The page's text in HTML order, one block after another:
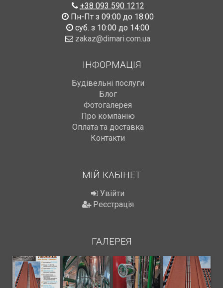
+38 093 590 1212
Пн-Пт з 09:00 до 18:00
суб. з 10:00 до 14:00
zakaz@dimari.com.ua
ІНФОРМАЦІЯ
Будівельні послуги
Блог
Фотогалерея
Про компанію
Оплата та доставка
Контакти
МІЙ КАБІНЕТ
Увійти
Реєстрація
ГАЛЕРЕЯ